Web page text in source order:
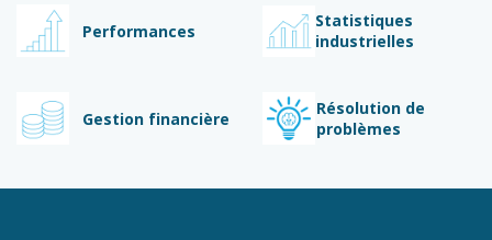
Performances
Statistiques
industrielles
Gestion financière
Résolution de
problèmes